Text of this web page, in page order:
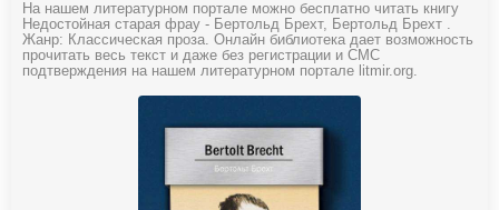
На нашем литературном портале можно бесплатно читать книгу
Недостойная старая фрау - Бертольд Брехт, Бертольд Брехт .
Жанр: Классическая проза. Онлайн библиотека дает возможность
прочитать весь текст и даже без регистрации и СМС
подтверждения на нашем литературном портале litmir.org.